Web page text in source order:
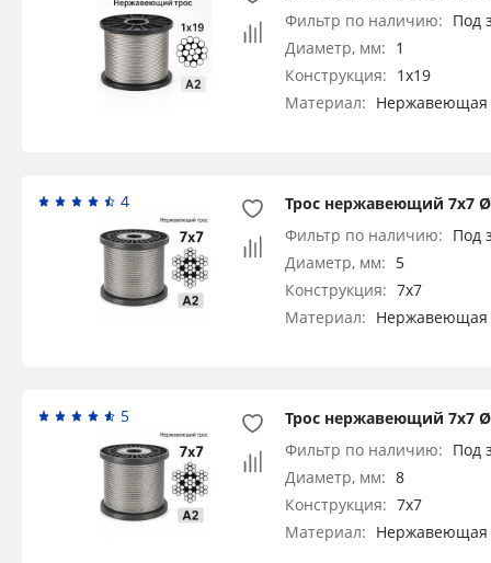
Фильтр по наличию: Под
Диаметр, мм: 1
Конструкция: 1x19
Материал: Нержавеющая
4
Трос нержавеющий 7х7
Фильтр по наличию: Под
Диаметр, мм: 5
Конструкция: 7x7
Материал: Нержавеющая
5
Трос нержавеющий 7х7
Фильтр по наличию: Под
Диаметр, мм: 8
Конструкция: 7x7
Материал: Нержавеющая